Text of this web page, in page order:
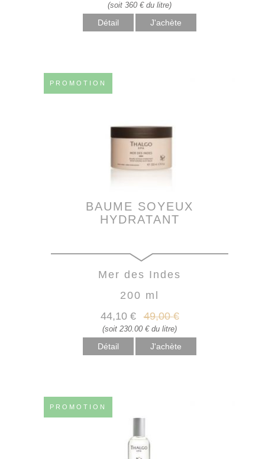
(soit 360 € du litre)
Détail
PROMOTION
BAUME SOYEUX
HYDRATANT
Mer des Indes
200 ml
44,10 € 49,00 €
(soit 230.00 € du litre)
Détail
PROMOTION